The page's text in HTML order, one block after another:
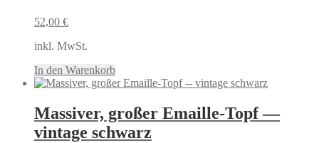
52,00 €
inkl. MwSt.
In den Warenkorb
Massiver, großer Emaille-Topf —
vintage schwarz